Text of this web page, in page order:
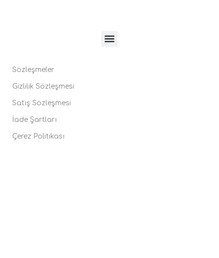
Sözleşmeler
Gizlilik Sözleşmesi
Satış Sözleşmesi
İade Şartları
Çerez Politikası